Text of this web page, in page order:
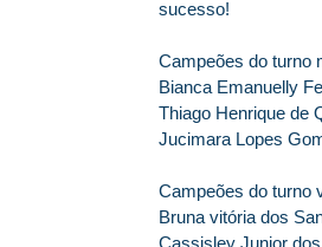
sucesso!
Campeões do turno
Bianca Emanuelly
Thiago Henrique de
Jucimara Lopes
Campeões do turno
Bruna vitória dos
Cassisley Junior